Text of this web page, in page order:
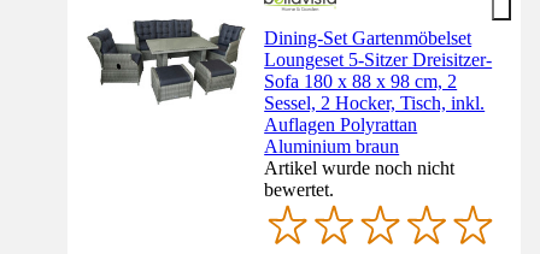
Dining-Set Gartenmöbelset
Loungeset 5-Sitzer Dreisitzer-
Sofa 180 x 88 x 98 cm, 2
Sessel, 2 Hocker, Tisch, inkl.
Auflagen Polyrattan
Aluminium braun
Artikel wurde noch nicht
bewertet.